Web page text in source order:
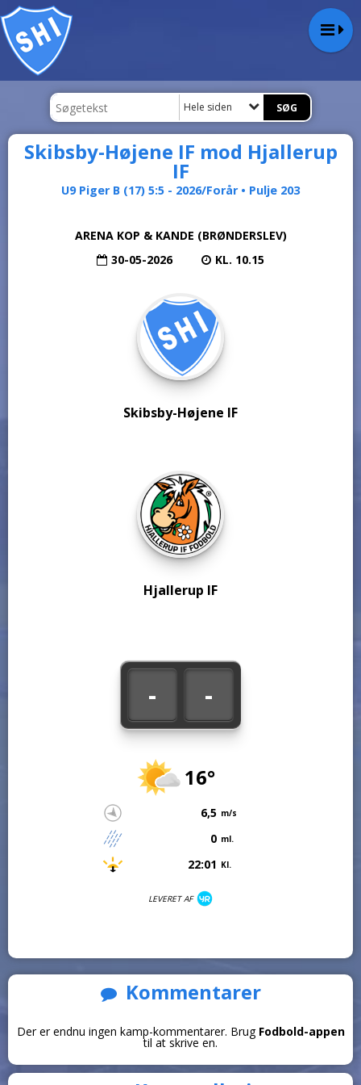
Hele siden
Skibsby-Højene IF mod Hjallerup
IF
U9 Piger B (17) 5:5 - 2026/Forår • Pulje 203
ARENA KOP & KANDE (BRØNDERSLEV)
30-05-2026
KL. 10.15
Skibsby-Højene IF
- -
16°
6,5 m/s
0 ml.
22:01 Kl.
LEVERET AF
Hjallerup IF
Kommentarer
Der er endnu ingen kamp-kommentarer. Brug Fodbold-appen
til at skrive en.